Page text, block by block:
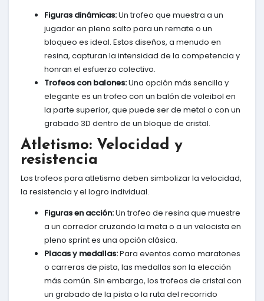
Figuras dinámicas:Un trofeo que muestra a un
jugador en pleno salto para un remate o un
bloqueo es ideal. Estos diseños, a menudo en
resina, capturan la intensidad de la competencia y
honran el esfuerzo colectivo.
Trofeos con balones:Una opción más sencilla y
elegante es un trofeo con un balón de voleibol en
la parte superior, que puede ser de metal o con un
grabado 3D dentro de un bloque de cristal.
Atletismo: Velocidad y
resistencia
Los trofeos para atletismo deben simbolizar la velocidad,
la resistencia y el logro individual.
Figuras en acción:Un trofeo de resina que muestre
a un corredor cruzando la meta o a un velocista en
pleno sprint es una opción clásica.
Placas y medallas:Para eventos como maratones
o carreras de pista, las medallas son la elección
más común. Sin embargo, los trofeos de cristal con
un grabado de la pista o la ruta del recorrido